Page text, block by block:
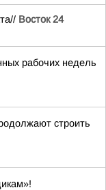
Восток 24
рабочих недель
строить